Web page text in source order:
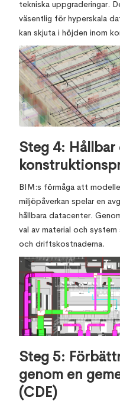
tekniska uppgraderingar.
väsentlig för hyperskala
kan skjuta i höjden inom
Steg 4:
BIM:s förmåga att
miljöpåverkan spelar en
hållbara datacenter.
val av material och
och driftskostnaderna.
Steg 5:
genom en
(CDE)